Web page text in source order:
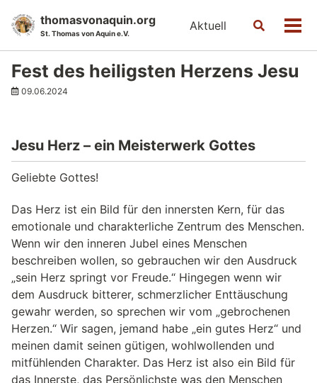
thomasvonaquin.org
St. Thomas von Aquin e.V.
Aktuell
Toggle
Fest des heiligsten Herzens Jesu
09.06.2024
Jesu Herz – ein Meisterwerk Gottes
Geliebte Gottes!
Das Herz ist ein Bild für den innersten Kern, für das
emotionale und charakterliche Zentrum des Menschen.
Wenn wir den inneren Jubel eines Menschen
beschreiben wollen, so gebrauchen wir den Ausdruck
„sein Herz springt vor Freude.“ Hingegen wenn wir
dem Ausdruck bitterer, schmerzlicher Enttäuschung
gewahr werden, so sprechen wir vom „gebrochenen
Herzen.“ Wir sagen, jemand habe „ein gutes Herz“ und
meinen damit seinen gütigen, wohlwollenden und
mitfühlenden Charakter. Das Herz ist also ein Bild für
das Innerste, das Persönlichste was den Menschen